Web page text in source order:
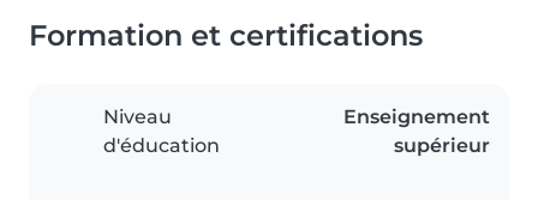
Formation et certifications
Niveau
d'éducation
Enseignement
supérieur